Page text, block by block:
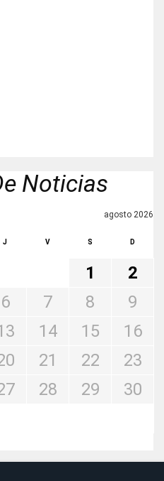
Noticias
agosto 2026
J V S D
1
2
6 7 8
9
14 15
16
21 22
23
28 29
30